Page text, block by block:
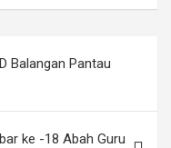
Balangan Pantau
ke -18 Abah Guru